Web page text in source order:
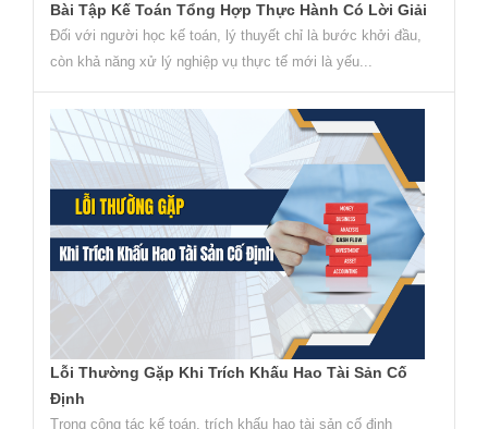
Bài Tập Kế Toán Tổng Hợp Thực Hành Có Lời Giải
Đối với người học kế toán, lý thuyết chỉ là bước khởi đầu,
còn khả năng xử lý nghiệp vụ thực tế mới là yếu...
Lỗi Thường Gặp Khi Trích Khấu Hao Tài Sản Cố
Định
Trong công tác kế toán, trích khấu hao tài sản cố định